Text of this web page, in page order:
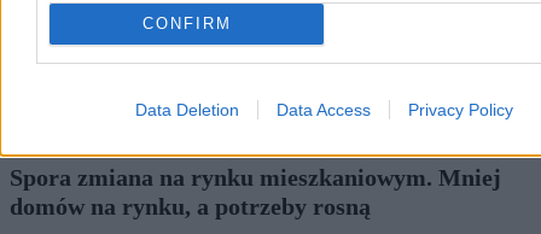
CONFIRM
Data Deletion Data Access Privacy Policy
Spora zmiana na rynku mieszkaniowym. Mniej
domów na rynku, a potrzeby rosną